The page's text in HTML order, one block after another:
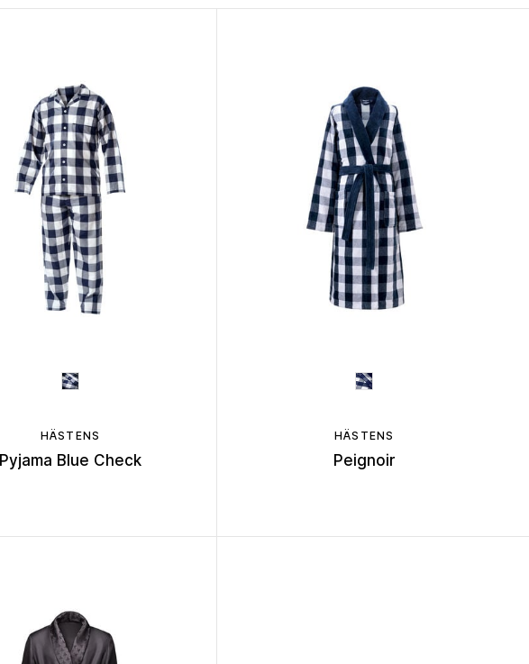
HÄSTENS
Pyjama Blue Check
HÄSTENS
Peignoir